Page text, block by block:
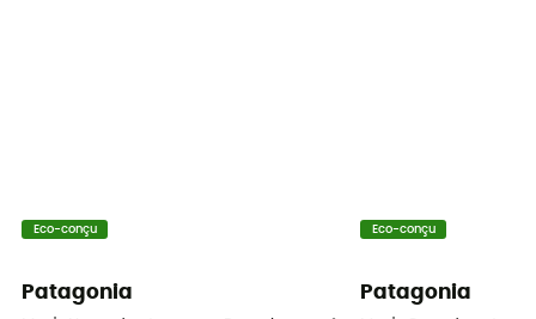
Eco-conçu
Patagonia
Eco-conçu
Patagonia